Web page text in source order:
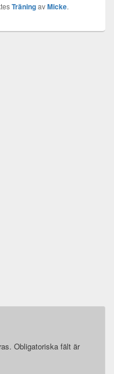
TräningavMicke.
Obligatoriska fält är